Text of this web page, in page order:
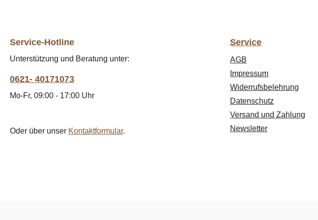
Service-Hotline
Unterstützung und Beratung unter:
0621- 40171073
Mo-Fr, 09:00 - 17:00 Uhr
Oder über unser Kontaktformular.
Service
AGB
Impressum
Widerrufsbelehrung
Datenschutz
Versand und Zahlung
Newsletter